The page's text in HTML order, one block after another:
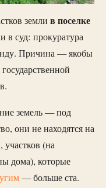
земли в поселке
в суд: прокуратура
Причина — якобы
земель — под
они не находятся на
, участков (на
дома), которые
— больше ста.